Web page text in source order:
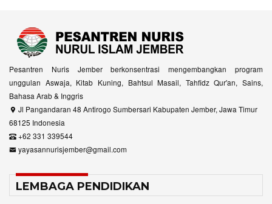
Pesantren Nuris Jember berkonsentrasi mengembangkan program
unggulan Aswaja, Kitab Kuning, Bahtsul Masail, Tahfidz Qur'an, Sains,
Bahasa Arab & Inggris
Jl Pangandaran 48 Antirogo Sumbersari Kabupaten Jember, Jawa Timur
68125 Indonesia
+62 331 339544
yayasannurisjember@gmail.com
LEMBAGA PENDIDIKAN